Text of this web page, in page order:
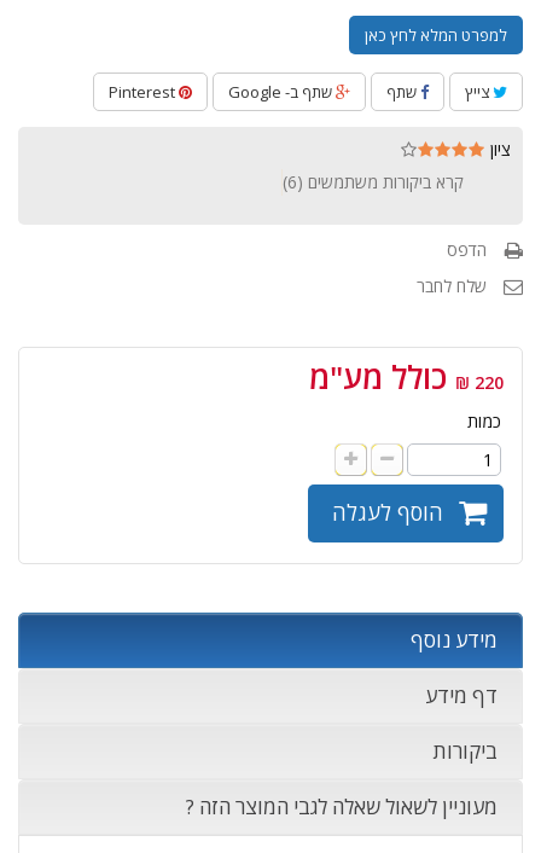
למפרט המלא לחץ כאן
צייץ שתף שתף ב- Google
ציון
קרא ביקורות משתמשים (6
)
הדפס
שלח לחבר
220 ₪ כולל מע"מ
כמות
הוסף לעגלה
מידע נוסף
דף מידע
ביקורות
מעוניין לשאול שאלה לגבי המוצר הזה ?